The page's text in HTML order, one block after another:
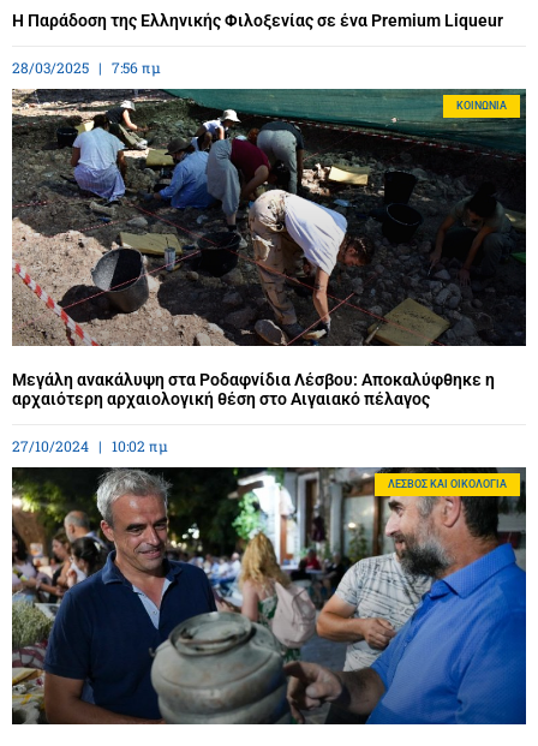
Η Παράδοση της Ελληνικής Φιλοξενίας σε ένα Premium Liqueur
28/03/2025 7:56 πμ
ΚΟΙΝΩΝΊΑ
Μεγάλη ανακάλυψη στα Ροδαφνίδια Λέσβου: Αποκαλύφθηκε η
αρχαιότερη αρχαιολογική θέση στο Αιγαιακό πέλαγος
27/10/2024 10:02 πμ
ΛΈΣΒΟΣ ΚΑΙ ΟΙΚΟΛΟΓΊΑ